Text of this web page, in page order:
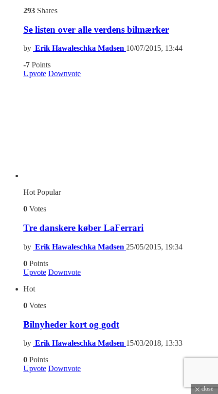
293 Shares
Se listen over alle verdens bilmærker
by Erik Hawaleschka Madsen 10/07/2015, 13:44
-7 Points
Upvote Downvote
HotPopular
0 Votes
Tre danskere køber LaFerrari
by Erik Hawaleschka Madsen 25/05/2015, 19:34
0 Points
Upvote Downvote
Hot
0 Votes
Bilnyheder kort og godt
by Erik Hawaleschka Madsen 15/03/2018, 13:33
0 Points
Upvote Downvote
close